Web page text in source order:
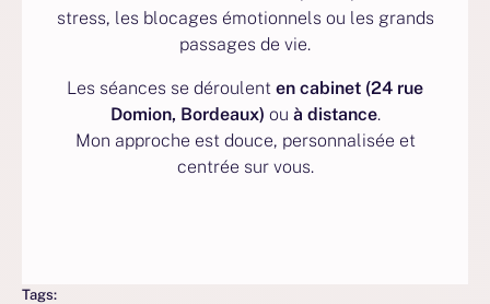
stress, les blocages émotionnels ou les grands
passages de vie.
Les séances se déroulent en cabinet (24 rue
Domion, Bordeaux) ou à distance.
Mon approche est douce, personnalisée et
centrée sur vous.
Tags: